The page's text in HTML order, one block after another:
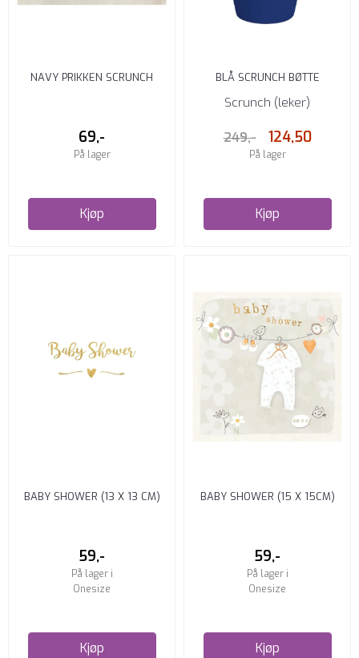
NAVY PRIKKEN SCRUNCH
69,-
På lager
Kjøp
BLÅ SCRUNCH BØTTE
Scrunch (leker)
249,- 124,50
På lager
Kjøp
BABY SHOWER (13 X 13 CM)
59,-
På lager i
Onesize
Kjøp
BABY SHOWER (15 X 15CM)
59,-
På lager i
Onesize
Kjøp